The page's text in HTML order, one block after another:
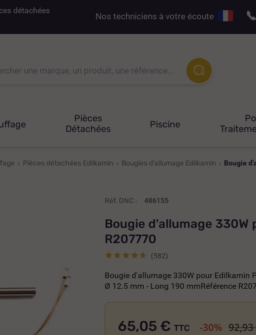
détachées
Nos techniciens à votre écoute
Pièces
Détachées
Piscine
Pièces détachées Edilkamin Bougies d'allumage Edilkamin Bougie
Réf. DNC : 486155
Bougie d'allumage 330W
R207770
(582)
Bougie d'allumage 330W pour Edilkamin
Ø 12.5 mm - Long 190 mmRéférence
65,05 € TTC -30% 92,93